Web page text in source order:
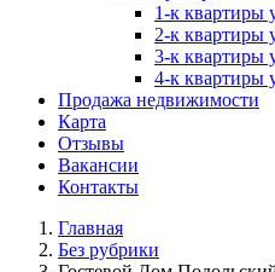
1-к квартиры
2-к квартиры
3-к квартиры
4-к квартиры
Продажа недвижимости
Карта
Отзывы
Вакансии
Контакты
Главная
Без рубрики